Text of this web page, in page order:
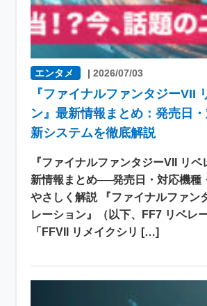
エンタメ |2026/07/03
『ファイナルファンタジーVII
ン』最新情報まとめ：発売日・
新システムを徹底解説
『ファイナルファンタジーVII リ
新情報まとめ──発売日・対応機種
やさしく解説 『ファイナルファン
レーション』（以下、FF7 リベレ
「FFVII リメイクシリ […]